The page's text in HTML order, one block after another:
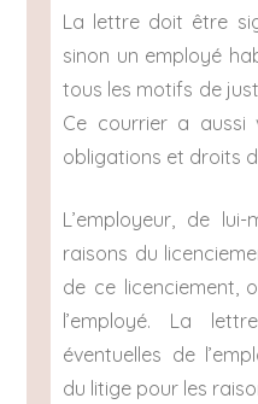
La lettre doit être
sinon un employé
tous les motifs de
Ce courrier a aussi
obligations et droits
L’employeur, de
raisons du
de ce licenciement,
l’employé. La
éventuelles de
du litige pour les